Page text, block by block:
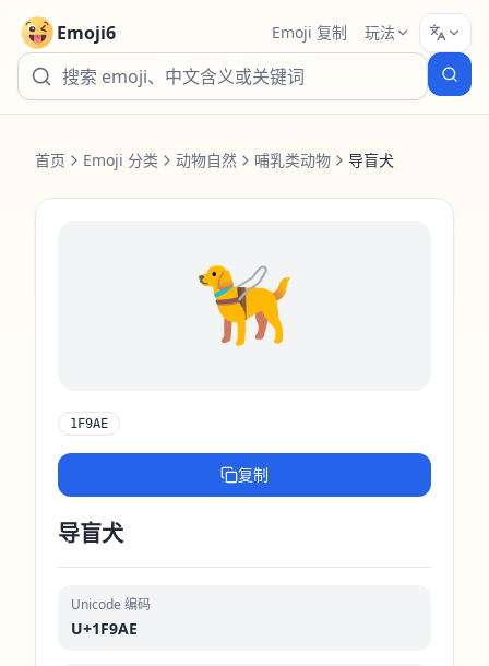
Emoji6 Emoji 复制 玩法
首页 Emoji 分类 动物自然 哺乳类动物 导盲犬
🦮
1F9AE
复制
导盲犬
Unicode 编码
U+1F9AE